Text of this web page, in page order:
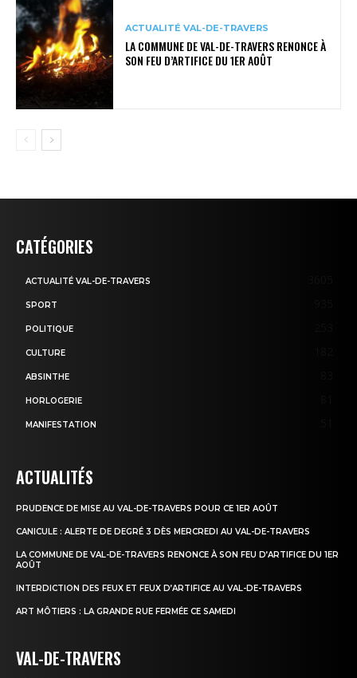
ACTUALITÉ VAL-DE-TRAVERS
LA COMMUNE DE VAL-DE-TRAVERS RENONCE À
SON FEU D’ARTIFICE DU 1ER AOÛT
CATÉGORIES
ACTUALITÉ VAL-DE-TRAVERS
SPORT
POLITIQUE
CULTURE
ABSINTHE
HORLOGERIE
MANIFESTATION
ACTUALITÉS
PRUDENCE DE MISE AU VAL-DE-TRAVERS POUR CE 1ER AOÛT
CANICULE : ALERTE DE DEGRÉ 3 DÈS MERCREDI AU VAL-DE-TRAVERS
LA COMMUNE DE VAL-DE-TRAVERS RENONCE À SON FEU D’ARTIFICE DU 1ER
AOÛT
INTERDICTION DES FEUX ET FEUX D’ARTIFICE AU VAL-DE-TRAVERS
ART MÔTIERS : LA GRANDE RUE FERMÉE CE SAMEDI
VAL-DE-TRAVERS